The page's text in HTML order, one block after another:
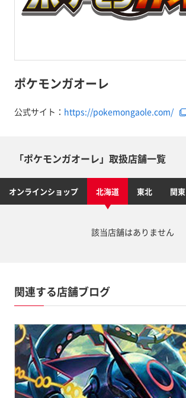
ポケモンガオーレ
公式サイト： https://pokemongaole.com/
「ポケモンガオーレ」取扱店舗一覧
オンラインショップ 北海道 東北 関東
該当店舗はありません
関連する店舗ブログ